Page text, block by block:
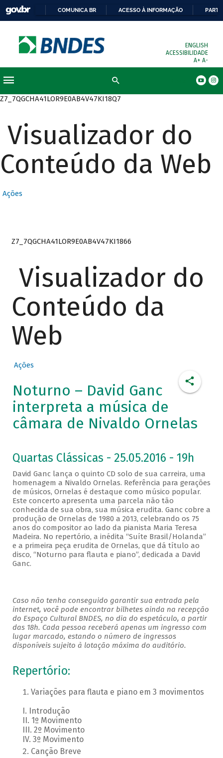
COMUNICA BR ACESSO À INFORMAÇÃO
ENGLISH
ACESSIBILIDADE
A+ A-
Z7_7QGCHA41LOR9E0AB4V47KI18Q7
Visualizador do
Conteúdo da Web
Ações
Z7_7QGCHA41LOR9E0AB4V47KI1866
Visualizador do
Conteúdo da
Web
Ações
Noturno – David Ganc
interpreta a música de
câmara de Nivaldo Ornelas
Quartas Clássicas - 25.05.2016 - 19h
David Ganc lança o quinto CD solo de sua carreira, uma
homenagem a Nivaldo Ornelas. Referência para gerações
de músicos, Ornelas é destaque como músico popular.
Este concerto apresenta uma parcela não tão
conhecida de sua obra, sua música erudita. Ganc cobre a
produção de Ornelas de 1980 a 2013, celebrando os 75
anos do compositor ao lado da pianista Maria Teresa
Madeira. No repertório, a inédita “Suíte Brasil/Holanda”
e a primeira peça erudita de Ornelas, que dá título ao
disco, “Noturno para flauta e piano”, dedicada a David
Ganc.
Caso não tenha conseguido garantir sua entrada pela
internet, você pode encontrar bilhetes ainda na recepção
do Espaço Cultural BNDES, no dia do espetáculo, a partir
das 18h. Cada pessoa receberá apenas um ingresso com
lugar marcado, estando o número de ingressos
disponíveis sujeito à lotação máxima do auditório.
Repertório:
Variações para flauta e piano em 3 movimentos
I. Introdução
II. 1º Movimento
III. 2º Movimento
IV. 3º Movimento
Canção Breve